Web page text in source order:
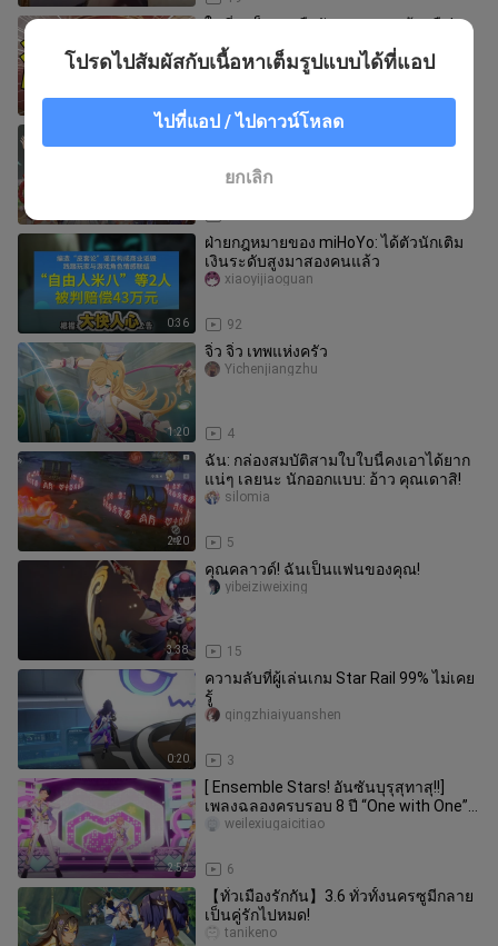
ในที่สุดก็จะลงมือกับพายมอนแล้วหรือ!
[เก็นชินอิมแพกต์ การเปลี่ยนแปลง] เรื่อง
ราวที่ฟามม์ซ่อนไว้ย้อนกลับไปได้ถึงเมื่อ
สองปีก่อน? การปรากฏตัว
banyansana
0:36
ฝ่ายกฎหมายของ miHoYo: ได้ตัวนักเติม
เงินระดับสูงมาสองคนแล้ว
92
xiaoyijiaoguan
1:20
จิ๋ว จิ๋ว เทพแห่งครัว
4
Yichenjiangzhu
2:20
ฉัน: กล่องสมบัติสามใบใบนี้คงเอาได้ยาก
แน่ๆ เลยนะ นักออกแบบ: อ้าว คุณเดาสิ!
5
silomia
3:38
คุณคลาวด์! ฉันเป็นแฟนของคุณ!
15
yibeiziweixing
0:20
ความลับที่ผู้เล่นเกม Star Rail 99% ไม่เคย
รู้
3
qingzhiaiyuanshen
2:52
[ Ensemble Stars! อันซันบุรุสุทาสุ!!]
เพลงฉลองครบรอบ 8 ปี “One with One” -
MV พิเศษ -
6
weilexiugaicitiao
【ทั่วเมืองรักกัน】3.6 ทั่วทั้งนครซูมีกลาย
เป็นคู่รักไปหมด!
tanikeno
โปรดไปสัมผัสกับเนื้อหาเต็มรูปแบบได้ที่แอป
ไปที่แอป / ไปดาวน์โหลด
ยกเลิก